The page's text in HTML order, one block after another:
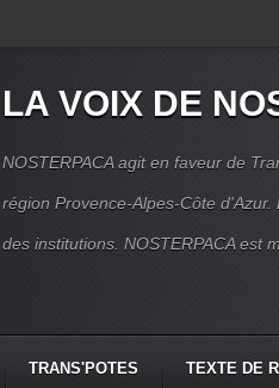
LA VOIX DE
NOSTERPACA agit en faveur de
région Provence-Alpes-Côte
des institutions. NOSTERPACA est
TRANS'POTES TEXTE DE